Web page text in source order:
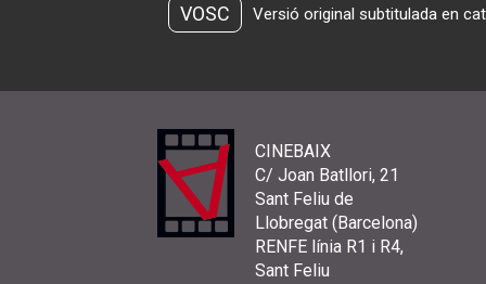
VOSC Versió original subtitulada en
CINEBAIX
C/ Joan Batllori, 21
Sant Feliu de
Llobregat (Barcelona)
RENFE línia R1 i R4,
Sant Feliu